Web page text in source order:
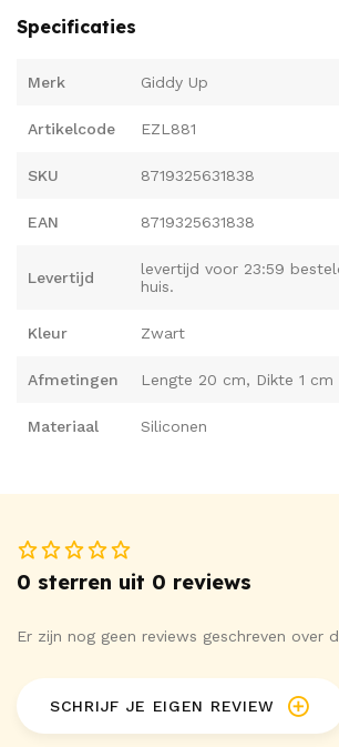
multifunctioneel jasje! Eenvoudig in gebruik
dan is het ontspannen ook met een druk
siliconen.
Specificaties
Merk Giddy Up
Artikelcode EZL881
SKU 8719325631838
EAN 8719325631838
Levertijd
levertijd voor 23:59
huis.
Kleur Zwart
Afmetingen Lengte 20 cm, Dikte 1 cm
Materiaal Siliconen
0 sterren uit 0 reviews
Er zijn nog geen reviews geschreven over
SCHRIJF JE EIGEN REVIEW